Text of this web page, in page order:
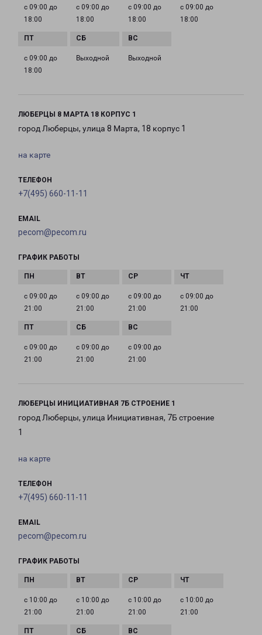
с 09:00 до
18:00
с 09:00 до
18:00
с 09:00 до
18:00
с 09:00 до
18:00
с 09:00 до
18:00
Выходной Выходной
ЛЮБЕРЦЫ 8 МАРТА 18 КОРПУС 1
город Люберцы, улица 8 Марта, 18 корпус 1
на карте
ТЕЛЕФОН
+7(495) 660-11-11
EMAIL
pecom@pecom.ru
ГРАФИК РАБОТЫ
с 09:00 до
21:00
с 09:00 до
21:00
с 09:00 до
21:00
с 09:00 до
21:00
с 09:00 до
21:00
с 09:00 до
21:00
с 09:00 до
21:00
ЛЮБЕРЦЫ ИНИЦИАТИВНАЯ 7Б СТРОЕНИЕ 1
город Люберцы, улица Инициативная, 7Б строение
1
на карте
ТЕЛЕФОН
+7(495) 660-11-11
EMAIL
pecom@pecom.ru
ГРАФИК РАБОТЫ
с 10:00 до
21:00
с 10:00 до
21:00
с 10:00 до
21:00
с 10:00 до
21:00